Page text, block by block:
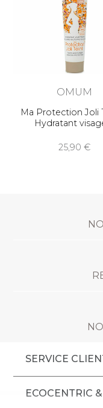
OMUM
Ma Protection Joli
Hydratant
25,90
SERVICE
ECOCENTRIC